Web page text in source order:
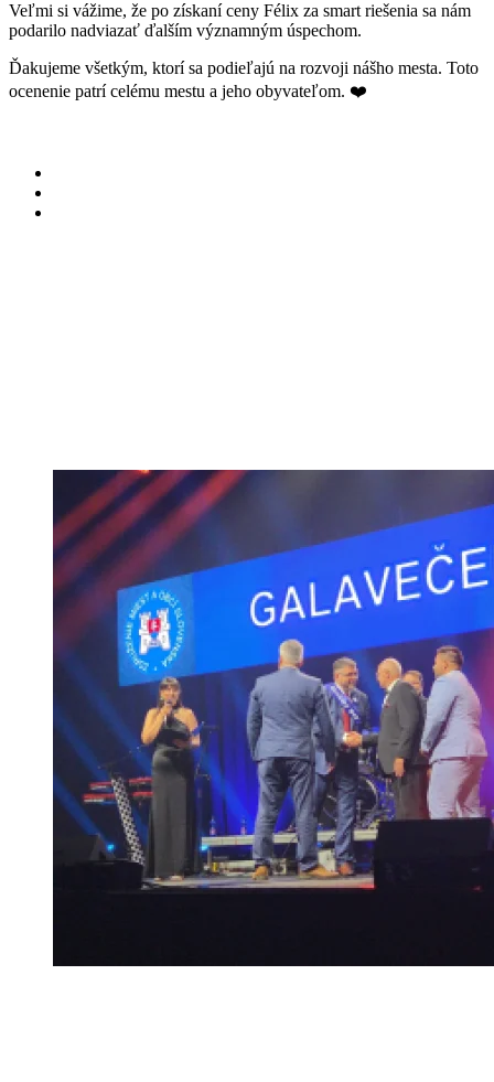
Veľmi si vážime, že po získaní ceny Félix za smart riešenia sa nám
podarilo nadviazať ďalším významným úspechom.
Ďakujeme všetkým, ktorí sa podieľajú na rozvoji nášho mesta. Toto
ocenenie patrí celému mestu a jeho obyvateľom. ❤️